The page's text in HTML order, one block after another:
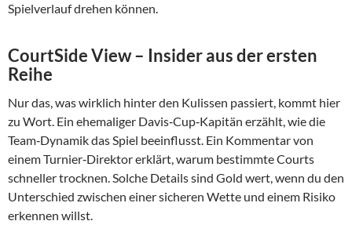
Spielverlauf drehen können.
CourtSide View – Insider aus der ersten
Reihe
Nur das, was wirklich hinter den Kulissen passiert, kommt hier
zu Wort. Ein ehemaliger Davis‑Cup‑Kapitän erzählt, wie die
Team‑Dynamik das Spiel beeinflusst. Ein Kommentar von
einem Turnier‑Direktor erklärt, warum bestimmte Courts
schneller trocknen. Solche Details sind Gold wert, wenn du den
Unterschied zwischen einer sicheren Wette und einem Risiko
erkennen willst.